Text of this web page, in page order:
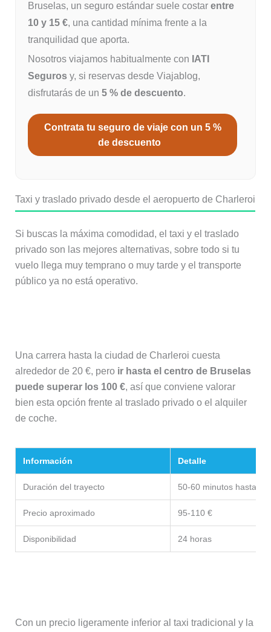
Bruselas, un seguro estándar suele costar entre
10 y 15 €, una cantidad mínima frente a la
tranquilidad que aporta.
Nosotros viajamos habitualmente con IATI
Segurosy, si reservas desde Viajablog,
disfrutarás de un 5 % de descuento.
Contrata tu seguro de viaje con un 5 %
de descuento
Taxi y traslado privado desde el aeropuerto de Charleroi
Si buscas la máxima comodidad, el taxi y el traslado
privado son las mejores alternativas, sobre todo si tu
vuelo llega muy temprano o muy tarde y el transporte
público ya no está operativo.
Una carrera hasta la ciudad de Charleroi cuesta
alrededor de 20 €, pero ir hasta el centro de Bruselas
puede superar los 100 €, así que conviene valorar
bien esta opción frente al traslado privado o el alquiler
de coche.
Información Detalle
Duración del trayecto 50-60 minutos hasta
Precio aproximado 95-110 €
Disponibilidad 24 horas
Con un precio ligeramente inferior al taxi tradicional y la